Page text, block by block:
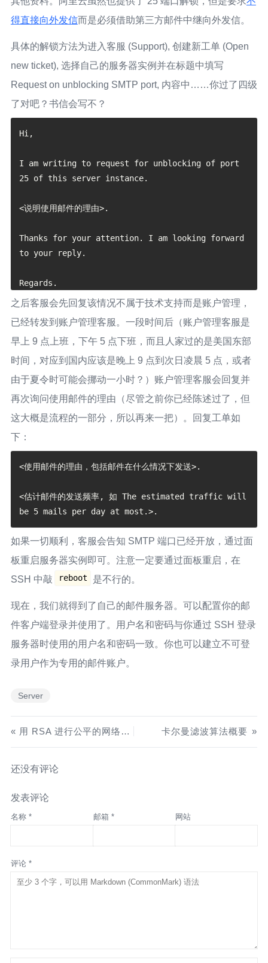
得直接向外发信而是必须借助第三方邮件中继向外发信。
具体的解锁方法为进入客服 (Support), 创建新工单 (Open
new ticket), 选择自己的服务器实例并在标题中填写
Request on unblocking SMTP port, 内容中……你过了四级
了对吧？书信会写不？
Hi,
I am writing to request for unblocking of port
25 of this server instance.
<说明使用邮件的理由>.
Thanks for your attention. I am looking forward
to your reply.
之后客服会先回复该情况不属于技术支持而是账户管理，
已经转发到账户管理客服。一段时间后（账户管理客服是
早上 9 点上班，下午 5 点下班，而且人家过的是美国东部
时间，对应到国内应该是晚上 9 点到次日凌晨 5 点，或者
由于夏令时可能会挪动一小时？）账户管理客服会回复并
再次询问使用邮件的理由（尽管之前你已经陈述过了，但
这大概是流程的一部分，所以再来一把）。回复工单如
下：
<使用邮件的理由，包括邮件在什么情况下发送>.
<估计邮件的发送频率, 如 The estimated traffic will
如果一切顺利，客服会告知 SMTP 端口已经开放，通过面
板重启服务器实例即可。注意一定要通过面板重启，在
SSH 中敲
reboot 是不行的。
现在，我们就得到了自己的邮件服务器。可以配置你的邮
件客户端登录并使用了。用户名和密码与你通过 SSH 登录
服务器时使用的用户名和密码一致。你也可以建立不可登
录用户作为专用的邮件账户。
Server
用 RSA 进行公平的网络抛硬币 卡尔曼滤波算法概要
还没有评论
发表评论
名称 * 邮箱 * 网站
评论 *